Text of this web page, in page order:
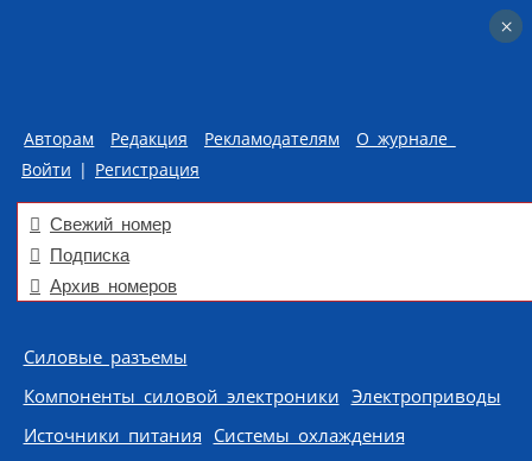
Авторам Редакция Рекламодателям
О журнале
Войти | Регистрация
Свежий номер
Подписка
Архив номеров
Skip to content
Силовые разъемы
Компоненты силовой электроники Электроприводы
Источники питания Системы охлаждения
×
×